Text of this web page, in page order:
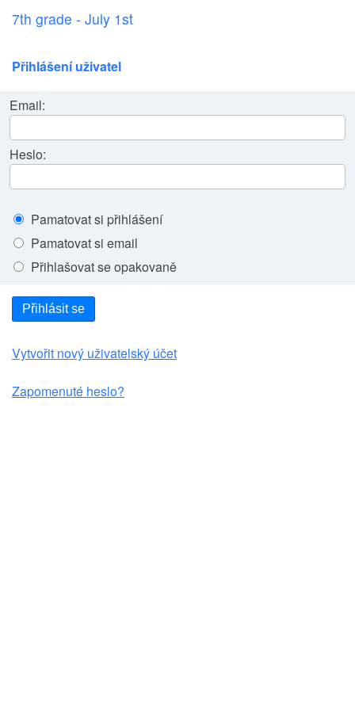
7th grade - July 1st
Přihlášení uživatel
Email:
Heslo:
Pamatovat si přihlášení
Pamatovat si email
Přihlašovat se opakovaně
Přihlásit se
Vytvořit nový uživatelský účet
Zapomenuté heslo?